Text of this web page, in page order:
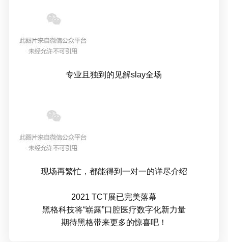
专业且独到的见解slay全场
现场再繁忙，都能得到一对一的详尽介绍
2021 TCT展已完美落幕
黑格科技将“崭露”口腔医疗数字化新力量
期待黑格带来更多的惊喜吧！